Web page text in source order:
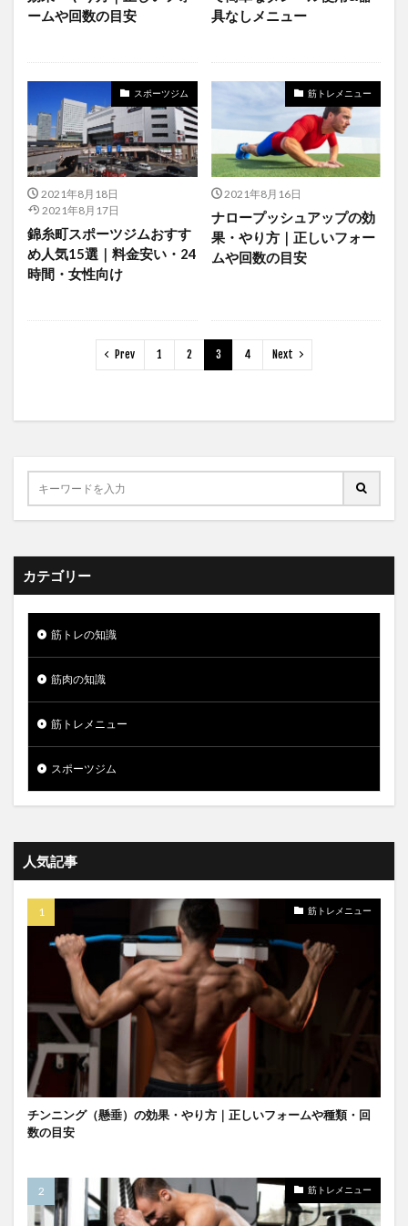
ームや回数の目安
具なしメニュー
スポーツジム
2021年8月18日
2021年8月17日
錦糸町スポーツジムおすす
め人気15選｜料金安い・24
時間・女性向け
筋トレメニュー
2021年8月16日
ナロープッシュアップの効
果・やり方｜正しいフォー
ムや回数の目安
Prev 1 2 3 4 Next
カテゴリー
筋トレの知識
筋肉の知識
筋トレメニュー
スポーツジム
人気記事
筋トレメニュー
チンニング（懸垂）の効果・やり方｜正しいフォームや種類・回
数の目安
筋トレメニュー